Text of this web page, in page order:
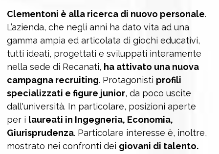
Clementoni è alla ricerca di nuovo personale.
L’azienda, che negli anni ha dato vita ad una
gamma ampia ed articolata di giochi educativi,
tutti ideati, progettati e sviluppati interamente
nella sede di Recanati, ha attivato una nuova
campagna recruiting. Protagonisti profili
specializzati e figure junior, da poco uscite
dall'università. In particolare, posizioni aperte
per i laureati in Ingegneria, Economia,
Giurisprudenza. Particolare interesse è, inoltre,
mostrato nei confronti dei giovani di talento.